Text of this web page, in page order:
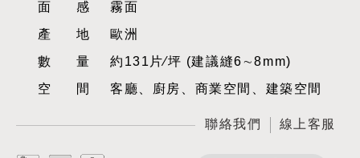
面感霧面
產地歐洲
數量約131片∕坪 (建議縫6∼8mm)
空間客廳、廚房、商業空間、建築空間
聯絡我們 線上客服